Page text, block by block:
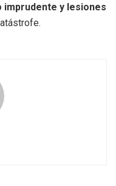
imprudente y lesiones